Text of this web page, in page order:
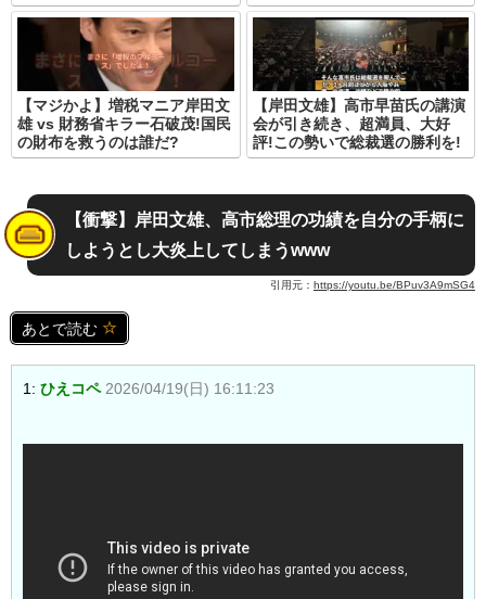
【マジかよ】増税マニア岸田文
雄 vs 財務省キラー石破茂!国民
の財布を救うのは誰だ?
【岸田文雄】高市早苗氏の講演
会が引き続き、超満員、大好
評!この勢いで総裁選の勝利を!
【衝撃】岸田文雄、高市総理の功績を自分の手柄に
しようとし大炎上してしまうwww
引用元： https://youtu.be/BPuv3A9mSG4
あとで読む
1: ひえコペ 2026/04/19(日) 16:11:23